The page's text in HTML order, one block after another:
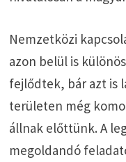
Nemzetközi
azon belül is
fejlődtek, bár azt is
területen még
állnak előttünk. A
megoldandó